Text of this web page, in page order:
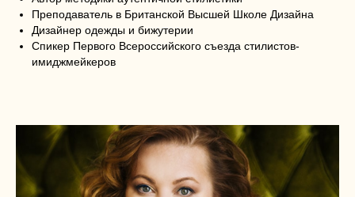
Преподаватель в Британской Высшей Школе Дизайна
Дизайнер одежды и бижутерии
Спикер Первого Всероссийского съезда стилистов-
имиджмейкеров